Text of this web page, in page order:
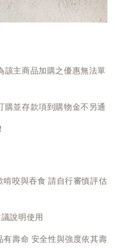
該主商品加購之優惠無法單
購並存款項到購物金不另通
啃咬與吞食 請自行審慎評估
說明使用
壽命 安全性與強度依其壽